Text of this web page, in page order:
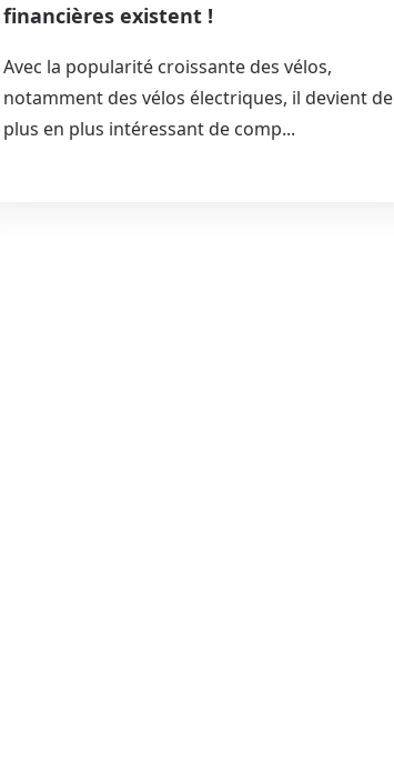
financières existent !
Avec la popularité croissante des vélos,
notamment des vélos électriques, il devient de
plus en plus intéressant de comp...